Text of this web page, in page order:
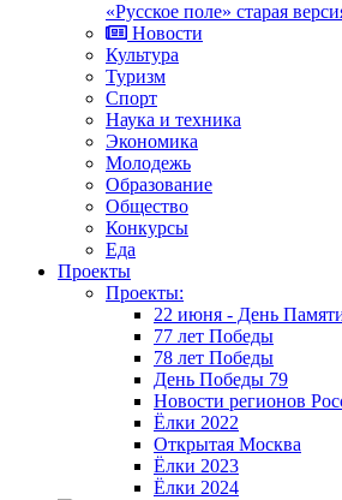
«Русское поле» старая
Новости
Культура
Туризм
Спорт
Наука и техника
Экономика
Молодежь
Образование
Общество
Конкурсы
Еда
Проекты
Проекты:
22 июня - День
77 лет Победы
78 лет Победы
День Победы 79
Новости регионов
Ёлки 2022
Открытая Москва
Ёлки 2023
Ёлки 2024